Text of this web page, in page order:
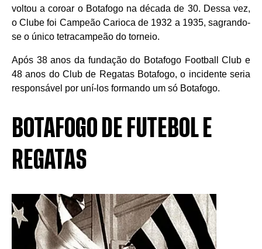
voltou a coroar o Botafogo na década de 30. Dessa vez,
o Clube foi Campeão Carioca de 1932 a 1935, sagrando-
se o único tetracampeão do torneio.
Após 38 anos da fundação do Botafogo Football Club e
48 anos do Club de Regatas Botafogo, o incidente seria
responsável por uní-los formando um só Botafogo.
BOTAFOGO DE FUTEBOL E
REGATAS